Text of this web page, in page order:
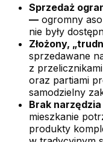
Sprzedaż
— ogromny
nie były
Złożony,
sprzedawane
z
oraz partiami
samodzielny
Brak
mieszkanie
produkty